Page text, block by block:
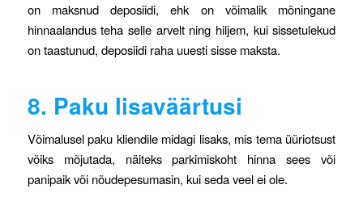
on maksnud deposiidi, ehk on võimalik mõningane
hinnaalandus teha selle arvelt ning hiljem, kui sissetulekud
on taastunud, deposiidi raha uuesti sisse maksta.
8. Paku lisaväärtusi
Võimalusel paku kliendile midagi lisaks, mis tema üüriotsust
võiks mõjutada, näiteks parkimiskoht hinna sees või
panipaik või nõudepesumasin, kui seda veel ei ole.